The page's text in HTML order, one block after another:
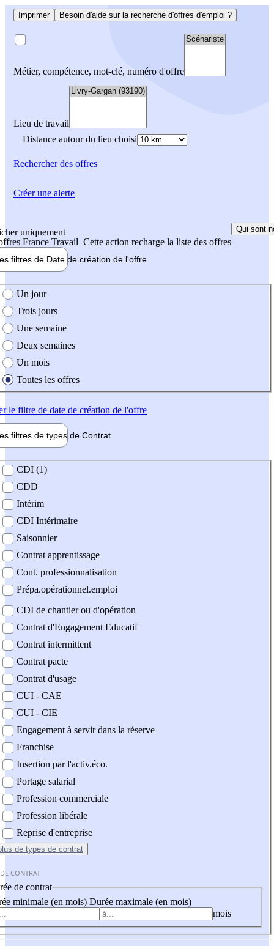
Imprimer Besoin d'aide sur la recherche d'offres d'emploi ?
Métier, compétence, mot-clé, numéro d'offre
Lieu de travail
Distance autour du lieu choisi
Rechercherdes offres
uniquement
France Travail Cette action recharge la liste des offres
Qui sont
filtres de Date de création de l'offre
création de l'offre
Un jour
Trois jours
Une semaine
Deux semaines
Un mois
Toutes les offres
le filtre de date de création de l'offre
filtres de types de Contrat
contrat
CDI (1)
CDD
Intérim
CDI Intérimaire
Saisonnier
Contrat apprentissage
Cont. professionnalisation
Prépa.opérationnel.emploi
CDI de chantier ou d'opération
Contrat d'Engagement Educatif
Contrat intermittent
Contrat pacte
Contrat d'usage
CUI - CAE
CUI - CIE
Engagement à servir dans la réserve
Franchise
Insertion par l'activ.éco.
Portage salarial
Profession commerciale
Profession libérale
Reprise d'entreprise
de types de contrat
CONTRAT
de contrat
minimale (en mois) Durée maximale (en mois)
mois
Créer une alerte